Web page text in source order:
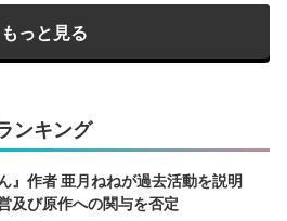
もっと見る
ンキング
』作者 亜月ねねが過去活動を説明
及び原作への関与を否定